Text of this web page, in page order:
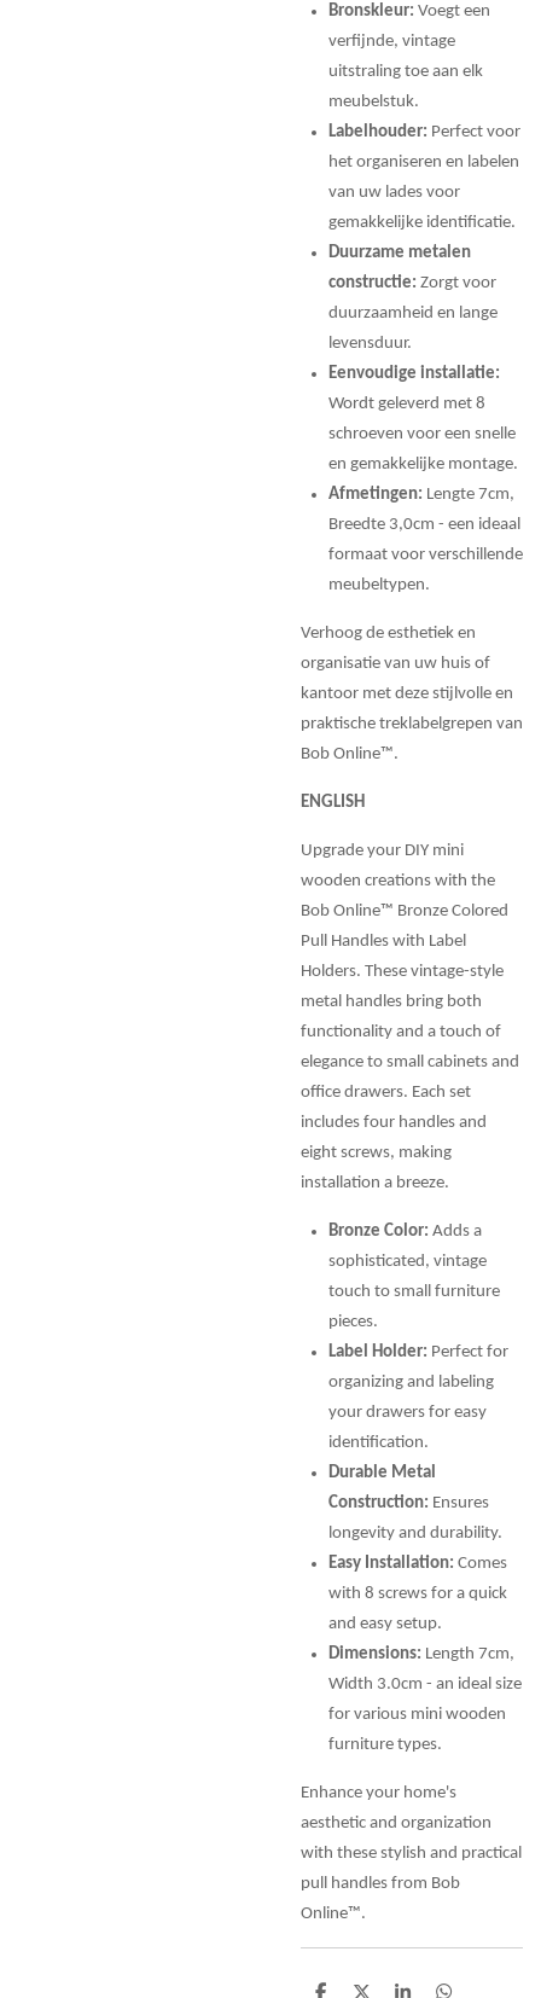
Bronskleur: Voegt een
verfijnde, vintage
uitstraling toe aan elk
meubelstuk.
Labelhouder: Perfect voor
het organiseren en labelen
van uw lades voor
gemakkelijke identificatie.
Duurzame metalen
constructie: Zorgt voor
duurzaamheid en lange
levensduur.
Eenvoudige installatie:
Wordt geleverd met 8
schroeven voor een snelle
en gemakkelijke montage.
Afmetingen: Lengte 7cm,
Breedte 3,0cm - een ideaal
formaat voor verschillende
meubeltypen.
Verhoog de esthetiek en
organisatie van uw huis of
kantoor met deze stijlvolle en
praktische treklabelgrepen van
Bob Online™.
ENGLISH
Upgrade your DIY mini
wooden creations with the
Bob Online™ Bronze Colored
Pull Handles with Label
Holders. These vintage-style
metal handles bring both
functionality and a touch of
elegance to small cabinets and
office drawers. Each set
includes four handles and
eight screws, making
installation a breeze.
Bronze Color: Adds a
sophisticated, vintage
touch to small furniture
pieces.
Label Holder: Perfect for
organizing and labeling
your drawers for easy
identification.
Durable Metal
Construction: Ensures
longevity and durability.
Easy Installation: Comes
with 8 screws for a quick
and easy setup.
Dimensions: Length 7cm,
Width 3.0cm - an ideal size
for various mini wooden
furniture types.
Enhance your home's
aesthetic and organization
with these stylish and practical
pull handles from Bob
Online™.